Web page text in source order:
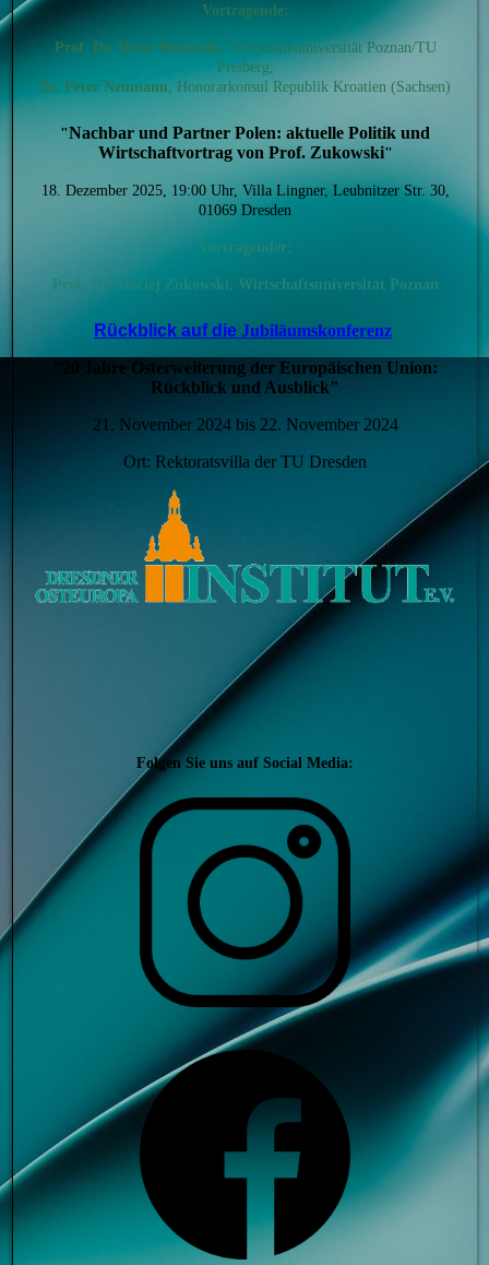
Vortragende:
Prof. Dr. Horst Brezinski, Wirtschaftsuniversität Poznan/TU
Freiberg;
Dr. Peter Neumann, Honorarkonsul Republik Kroatien (Sachsen)
"Nachbar und Partner Polen: aktuelle Politik und
Wirtschaftvortrag von Prof. Zukowski"
18. Dezember 2025, 19:00 Uhr, Villa Lingner, Leubnitzer Str. 30,
01069 Dresden
Vortragender:
Prof. Dr. Maciej Zukowski, Wirtschaftsuniversität Poznan
Rückblick auf die Jubiläumskonferenz
"20 Jahre Osterweiterung der Europäischen Union:
Rückblick und Ausblick"
21. November 2024 bis 22. November 2024
Ort: Rektoratsvilla der TU Dresden
Folgen Sie uns auf Social Media: